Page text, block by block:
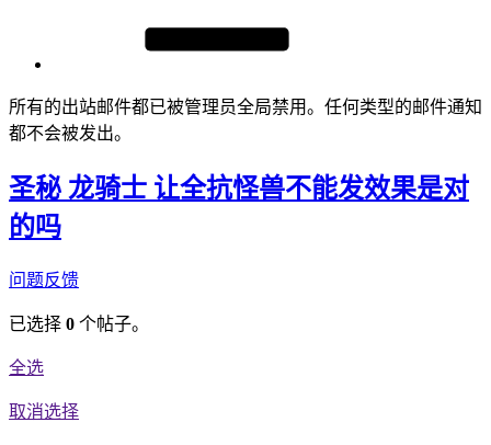
所有的出站邮件都已被管理员全局禁用。任何类型的邮件通知
都不会被发出。
圣秘 龙骑士 让全抗怪兽不能发效果是对
的吗
问题反馈
已选择 0 个帖子。
全选
取消选择